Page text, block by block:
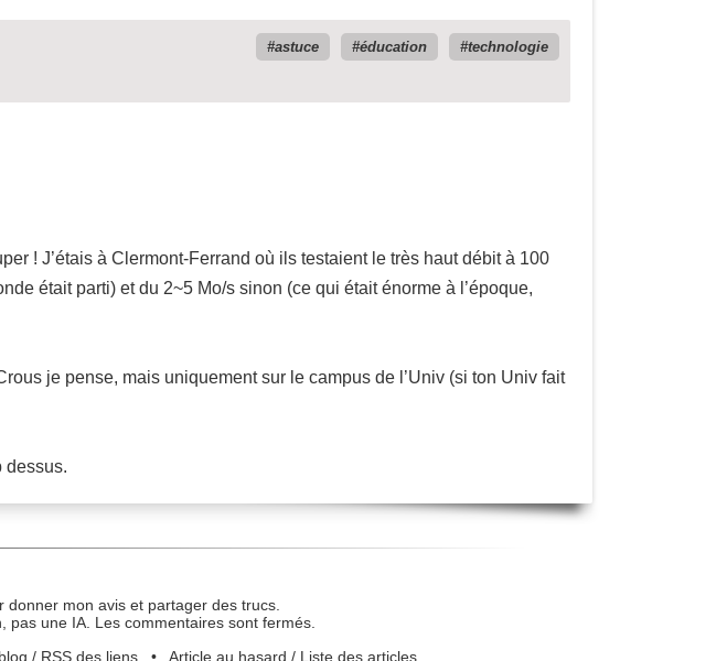
astuce éducation
technologie
! J’étais à Clermont-Ferrand où ils testaient le très haut débit à 100
était parti) et du 2~5 Mo/s sinon (ce qui était énorme à l’époque,
je pense, mais uniquement sur le campus de l’Univ (si ton Univ fait
dessus.
donner mon avis et partager des trucs.
pas une IA. Les commentaires sont fermés.
/ RSS des liens• Article au hasard / Liste des articles